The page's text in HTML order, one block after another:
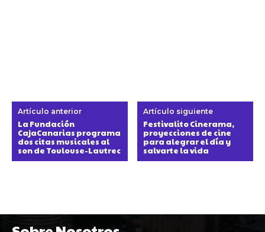
Artículo anterior
La Fundación
CajaCanarias programa
dos citas musicales al
son de Toulouse-Lautrec
Artículo siguiente
Festivalito Cinerama,
proyecciones de cine
para alegrar el día y
salvarte la vida